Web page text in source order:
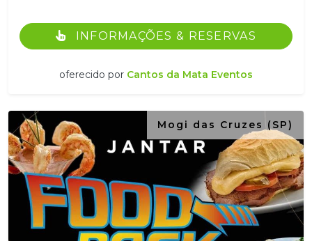
INFORMAÇÕES & RESERVAS
oferecido por Cantos da Mata Eventos
Mogi das Cruzes (SP)